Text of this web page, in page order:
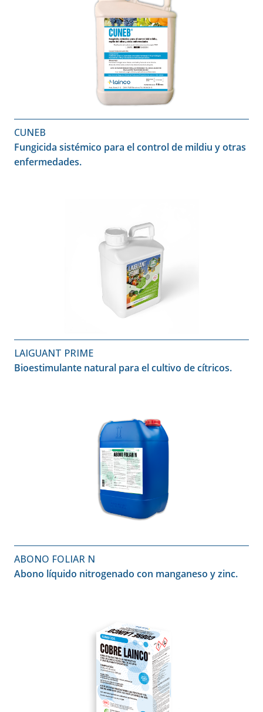
CUNEB
Fungicida sistémico para el control de mildiu y otras
enfermedades.
LAIGUANT PRIME
Bioestimulante natural para el cultivo de cítricos.
ABONO FOLIAR N
Abono líquido nitrogenado con manganeso y zinc.